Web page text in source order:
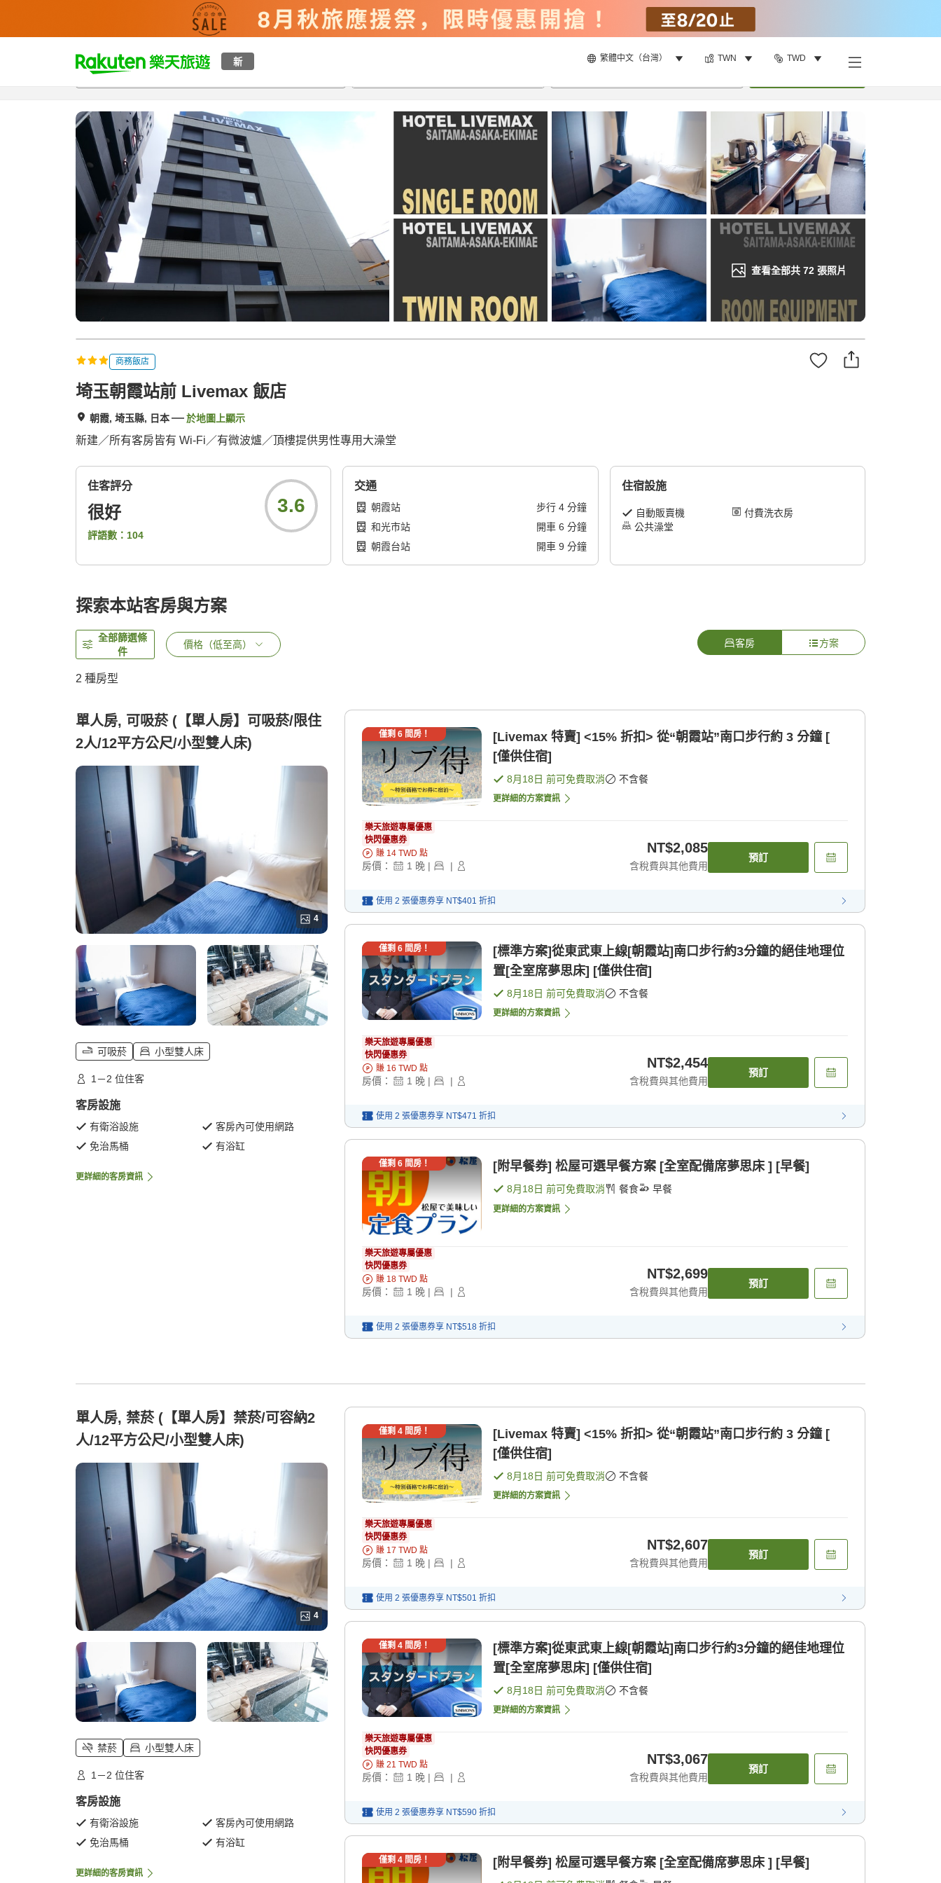
新 繁體中文（台灣） TWN TWD
t
p
a
g
e
_
e
a
h
查看全部共 72張照片
總覽客房與方案評語特點設施
商務飯店
埼玉朝霞站前 Livemax 飯店
朝霞, 埼玉縣, 日本 於地圖上顯示
新建／所有客房皆有 Wi-Fi／有微波爐／頂樓提供男性專用大澡堂
住客評分
很好
評語數： 104
3.6
交通
朝霞站 步行 4分鐘
和光市站
開車 6 分鐘
朝霞台站
開車 9 分鐘
住宿設施
自動販賣機
付費洗衣房
公共澡堂
探索本站客房與方案
全部篩選條
件
價格（低至高） 客房 方案
2 種房型
單人房, 可吸菸 (【單人房】可吸菸/限住
2人/12平方公尺/小型雙人床)
4
可吸菸 小型雙人床
1－2 位住客
客房設施
有衛浴設施
客房內可使用網路
免治馬桶
有浴缸
更詳細的客房資訊
僅剩 6間房！
[Livemax 特賣] <15% 折扣> 從“朝霞站”南口步行約 3 分鐘 [
[僅供住宿]
8月18日 前可免費取消 不含餐
更詳細的方案資訊
樂天旅遊專屬優惠
快閃優惠券
賺 14 TWD 點
房價： 1 晚 | |
NT$2,085
含稅費與其他費用
預訂
使用 2 張優惠券享 NT$401 折扣
僅剩 6間房！
[標準方案]從東武東上線[朝霞站]南口步行約3分鐘的絕佳地理位
置[全室席夢思床] [僅供住宿]
8月18日 前可免費取消 不含餐
更詳細的方案資訊
樂天旅遊專屬優惠
快閃優惠券
賺 16 TWD 點
房價： 1 晚 | |
NT$2,454
含稅費與其他費用
預訂
使用 2 張優惠券享 NT$471 折扣
僅剩 6間房！ [附早餐券] 松屋可選早餐方案 [全室配備席夢思床 ] [早餐]
8月18日 前可免費取消 餐食 早餐
更詳細的方案資訊
樂天旅遊專屬優惠
快閃優惠券
賺 18 TWD 點
房價： 1 晚 | |
NT$2,699
含稅費與其他費用
預訂
使用 2 張優惠券享 NT$518 折扣
單人房, 禁菸 (【單人房】禁菸/可容納2
人/12平方公尺/小型雙人床)
4
禁菸 小型雙人床
1－2 位住客
客房設施
有衛浴設施
客房內可使用網路
免治馬桶
有浴缸
更詳細的客房資訊
僅剩 4間房！
[Livemax 特賣] <15% 折扣> 從“朝霞站”南口步行約 3 分鐘 [
[僅供住宿]
8月18日 前可免費取消 不含餐
更詳細的方案資訊
樂天旅遊專屬優惠
快閃優惠券
賺 17 TWD 點
房價： 1 晚 | |
NT$2,607
含稅費與其他費用
預訂
使用 2 張優惠券享 NT$501 折扣
僅剩 4間房！
[標準方案]從東武東上線[朝霞站]南口步行約3分鐘的絕佳地理位
置[全室席夢思床] [僅供住宿]
8月18日 前可免費取消 不含餐
更詳細的方案資訊
樂天旅遊專屬優惠
快閃優惠券
賺 21 TWD 點
房價： 1 晚 | |
NT$3,067
含稅費與其他費用
預訂
使用 2 張優惠券享 NT$590 折扣
僅剩 4間房！ [附早餐券] 松屋可選早餐方案 [全室配備席夢思床 ] [早餐]